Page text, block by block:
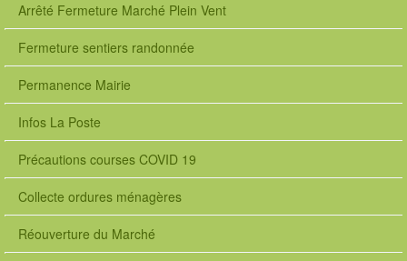
Arrêté Fermeture Marché Plein Vent
Fermeture sentiers randonnée
Permanence Mairie
Infos La Poste
Précautions courses COVID 19
Collecte ordures ménagères
Réouverture du Marché